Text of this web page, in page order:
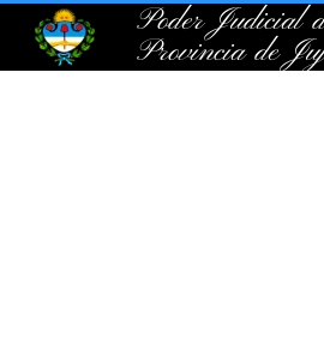
Poder Judicial
Provincia de